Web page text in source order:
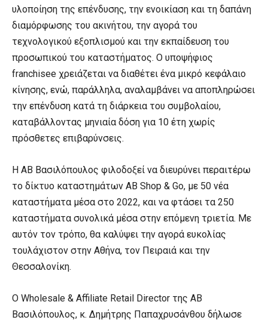
υλοποίηση της επένδυσης, την ενοικίαση και τη δαπάνη
διαμόρφωσης του ακινήτου, την αγορά του
τεχνολογικού εξοπλισμού και την εκπαίδευση του
προσωπικού του καταστήματος. Ο υποψήφιος
franchisee χρειάζεται να διαθέτει ένα μικρό κεφάλαιο
κίνησης, ενώ, παράλληλα, αναλαμβάνει να αποπληρώσει
την επένδυση κατά τη διάρκεια του συμβολαίου,
καταβάλλοντας μηνιαία δόση για 10 έτη χωρίς
πρόσθετες επιβαρύνσεις.
Η ΑΒ Βασιλόπουλος φιλοδοξεί να διευρύνει περαιτέρω
το δίκτυο καταστημάτων AB Shop & Go, με 50 νέα
καταστήματα μέσα στο 2022, και να φτάσει τα 250
καταστήματα συνολικά μέσα στην επόμενη τριετία. Με
αυτόν τον τρόπο, θα καλύψει την αγορά ευκολίας
τουλάχιστον στην Αθήνα, τον Πειραιά και την
Θεσσαλονίκη.
Ο Wholesale & Affiliate Retail Director της ΑΒ
Βασιλόπουλος, κ. Δημήτρης Παπαχρυσάνθου δήλωσε